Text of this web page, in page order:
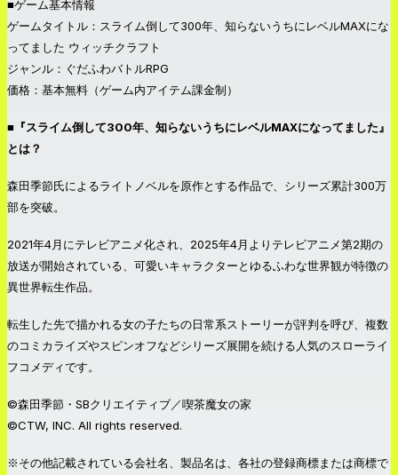
■ゲーム基本情報
ゲームタイトル：スライム倒して300年、知らないうちにレベルMAXにな
ってました ウィッチクラフト
ジャンル：ぐだふわバトルRPG
価格：基本無料（ゲーム内アイテム課金制）
■『スライム倒して300年、知らないうちにレベルMAXになってました』
とは？
森田季節氏によるライトノベルを原作とする作品で、シリーズ累計300万
部を突破。
2021年4月にテレビアニメ化され、2025年4月よりテレビアニメ第2期の
放送が開始されている、可愛いキャラクターとゆるふわな世界観が特徴の
異世界転生作品。
転生した先で描かれる女の子たちの日常系ストーリーが評判を呼び、複数
のコミカライズやスピンオフなどシリーズ展開を続ける人気のスローライ
フコメディです。
©森田季節・SBクリエイティブ／喫茶魔女の家
©CTW, INC. All rights reserved.
※その他記載されている会社名、製品名は、各社の登録商標または商標で